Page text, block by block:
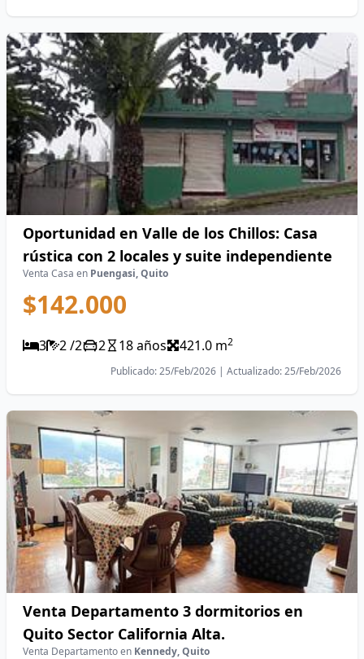
Oportunidad en Valle de los Chillos: Casa
rústica con 2 locales y suite independiente
Venta Casa en Puengasi, Quito
$142.000
3 2 /2 2 18 años 421.0 m2
Publicado: 25/Feb/2026 | Actualizado: 25/Feb/2026
Venta Departamento 3 dormitorios en
Quito Sector California Alta.
Venta Departamento en Kennedy, Quito